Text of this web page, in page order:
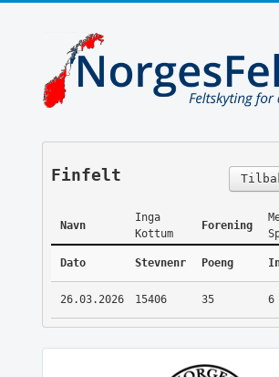
Finfelt
Navn
Inga
Kottum
Forening
Dato Stevnenr Poeng
26.03.2026 15406 35 6